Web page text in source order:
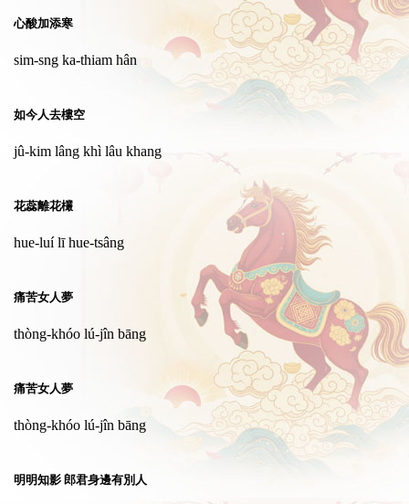
心酸加添寒
sim-sng ka-thiam hân
如今人去樓空
jû-kim lâng khì lâu khang
花蕊離花欉
hue-luí lī hue-tsâng
痛苦女人夢
thòng-khóo lú-jîn bāng
痛苦女人夢
thòng-khóo lú-jîn bāng
明明知影 郎君身邊有別人